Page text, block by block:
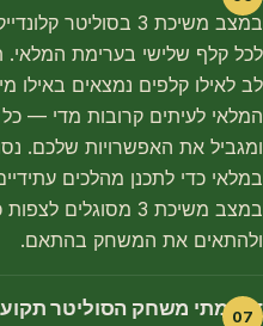
במצב משיכת 3
לכל קלף שלישי בערימת המלאי.
לב לאילו קלפים נמצאים באילו
ומגביל את האפשרויות שלכם.
במלאי כדי לתכנן מהלכים
במצב משיכת 3
ולהתאים את המשחק בהתאם.
דעו מתי משחק הסוליטר תקוע